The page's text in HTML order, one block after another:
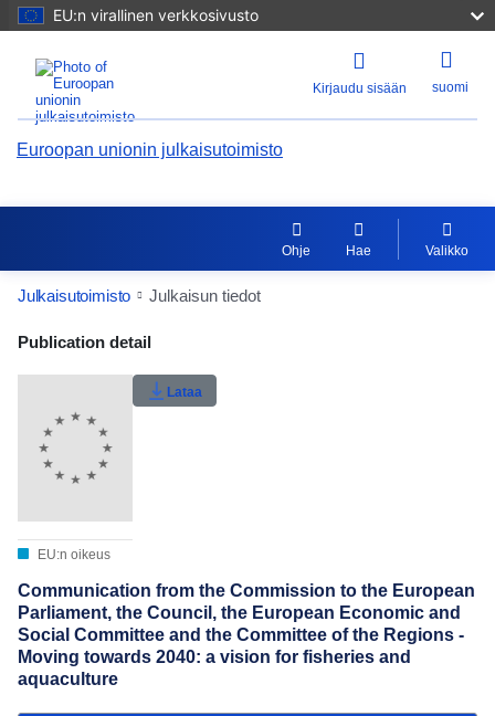
EU:n virallinen verkkosivusto
Kirjaudu sisään suomi
Euroopan unionin julkaisutoimisto
Ohje Hae Valikko
Julkaisutoimisto Julkaisun tiedot
Publication Detail Actions Portlet
Publication detail
EU:n oikeus
Lataa
Communication from the Commission to the European
Parliament, the Council, the European Economic and
Social Committee and the Committee of the Regions -
Moving towards 2040: a vision for fisheries and
aquaculture